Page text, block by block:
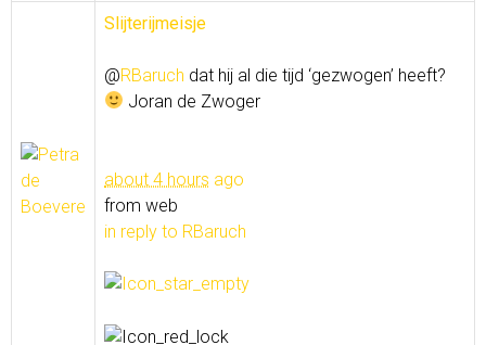
Slijterijmeisje
@RBaruch dat hij al die tijd ‘gezwogen’ heeft?
Joran de Zwoger
about 4 hours ago
from web
in reply to RBaruch